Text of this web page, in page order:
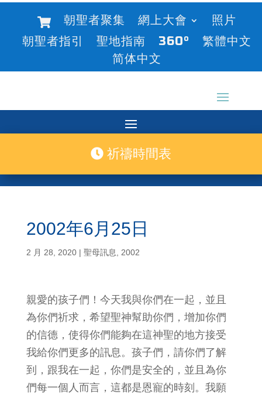
朝聖者聚集 網上大會
照片
朝聖者指引
聖地指南 360°
繁體中文
简体中文
祈禱時間表
2002年6月25日
2 月 28, 2020| 聖母訊息 2002
親愛的孩子們！今天我與你們在一起，並且
為你們祈求，希望聖神幫助你們，增加你們
的信德，使得你們能夠在這神聖的地方接受
我給你們更多的訊息。孩子們，請你們了解
到，跟我在一起，你們是安全的，並且為你
們每一個人而言，這都是恩寵的時刻。我願